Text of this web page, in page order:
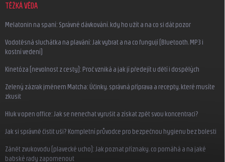
TĚŽKÁ VĚDA
Melatonin na spaní: Správné dávkování, kdy ho užít a na co si dát pozor
Vodotěsná sluchátka na plavání: Jak vybrat a na co fungují (Bluetooth, MP3 i
kostní vedení)
Kinetóza (nevolnost z cesty): Proč vzniká a jak jí předejít u dětí i dospělých
Zelený zázrak jménem Matcha: Účinky, správná příprava a recepty, které musíte
zkusit
Hluk v open office: Jak se nenechat vyrušit a získat zpět svou koncentraci?
Jak si správně čistit uši? Kompletní průvodce pro bezpečnou hygienu bez bolesti
Zánět zvukovodu (plavecké ucho): Jak poznat příznaky, co pomáhá a na jaké
babské rady zapomenout